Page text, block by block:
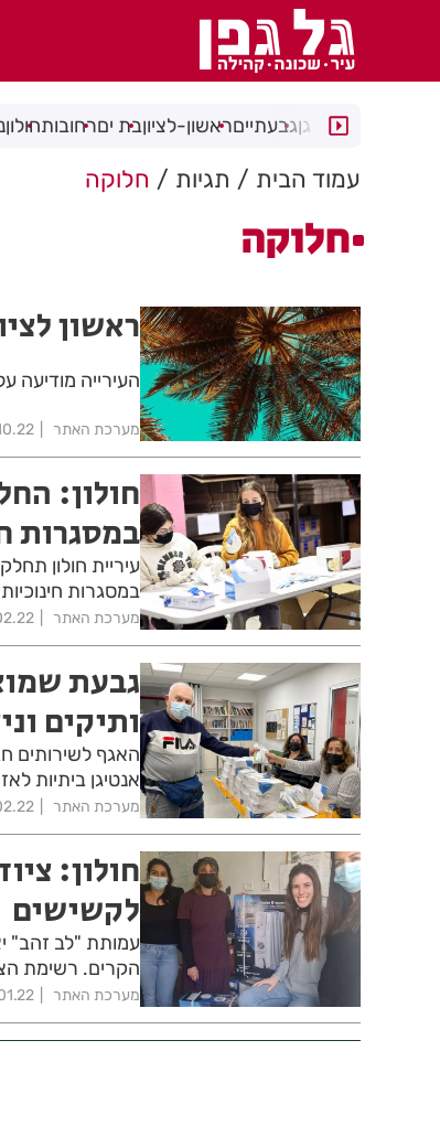
רמת גןגבעתייםראשון-לציוןבת יםרחובותחולון
עמוד הבית תגיות חלוקה
חלוקה
ראשון
העירייה מודיעה
מערכת האתר
חולון:
במסגרות
במסגרות חינוכיות
מערכת האתר
גבעת
ותיקים
אנטיגן ביתיות
מערכת האתר
לקשישים
עמותת "לב זהב"
הקרים. רשימת
מערכת האתר